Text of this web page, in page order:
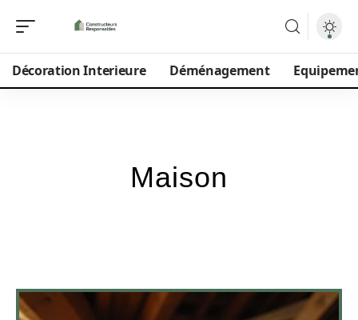
Décoration Interieure Déménagement
Maison